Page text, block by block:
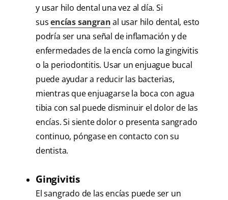
y usar hilo dental una vez al día. Si
susencías sangranal usar hilo dental, esto
podría ser una señal de inflamación y de
enfermedades de la encía como la gingivitis
o la periodontitis. Usar un enjuague bucal
puede ayudar a reducir las bacterias,
mientras que enjuagarse la boca con agua
tibia con sal puede disminuir el dolor de las
encías. Si siente dolor o presenta sangrado
continuo, póngase en contacto con su
dentista.
Gingivitis
El sangrado de las encías puede ser un